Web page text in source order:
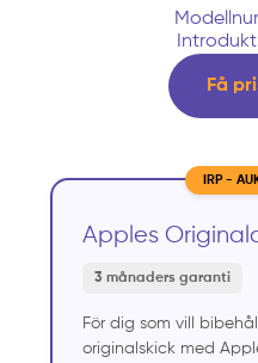
Få
IRP -
Apples
3 månaders garanti
För dig som vill
originalskick med